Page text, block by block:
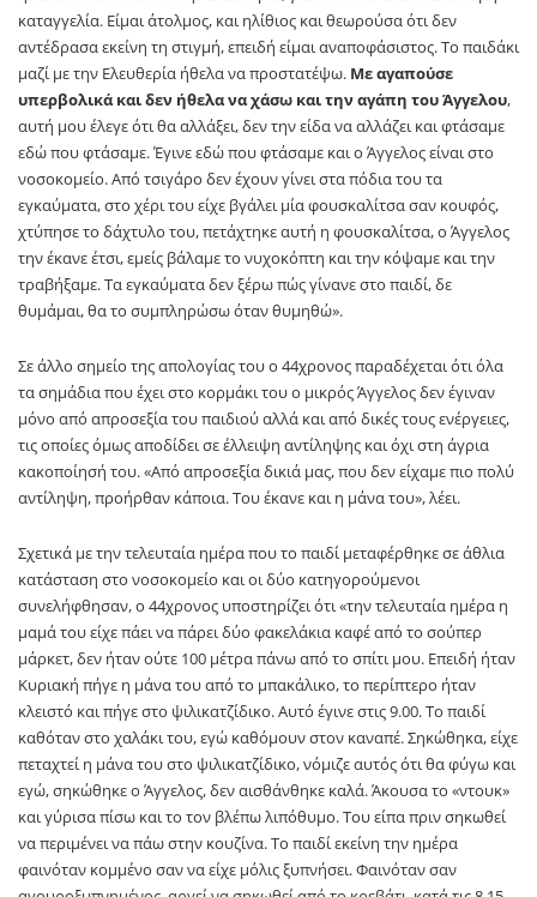
καταγγελία. Είμαι άτολμος, και ηλίθιος και θεωρούσα ότι δεν
αντέδρασα εκείνη τη στιγμή, επειδή είμαι αναποφάσιστος. Το παιδάκι
μαζί με την Ελευθερία ήθελα να προστατέψω. Με αγαπούσε
υπερβολικά και δεν ήθελα να χάσω και την αγάπη του Άγγελου,
αυτή μου έλεγε ότι θα αλλάξει, δεν την είδα να αλλάζει και φτάσαμε
εδώ που φτάσαμε. Έγινε εδώ που φτάσαμε και ο Άγγελος είναι στο
νοσοκομείο. Από τσιγάρο δεν έχουν γίνει στα πόδια του τα
εγκαύματα, στο χέρι του είχε βγάλει μία φουσκαλίτσα σαν κουφός,
χτύπησε το δάχτυλο του, πετάχτηκε αυτή η φουσκαλίτσα, ο Άγγελος
την έκανε έτσι, εμείς βάλαμε το νυχοκόπτη και την κόψαμε και την
τραβήξαμε. Τα εγκαύματα δεν ξέρω πώς γίνανε στο παιδί, δε
θυμάμαι, θα το συμπληρώσω όταν θυμηθώ».
Σε άλλο σημείο της απολογίας του ο 44χρονος παραδέχεται ότι όλα
τα σημάδια που έχει στο κορμάκι του ο μικρός Άγγελος δεν έγιναν
μόνο από απροσεξία του παιδιού αλλά και από δικές τους ενέργειες,
τις οποίες όμως αποδίδει σε έλλειψη αντίληψης και όχι στη άγρια
κακοποίησή του. «Από απροσεξία δικιά μας, που δεν είχαμε πιο πολύ
αντίληψη, προήρθαν κάποια. Του έκανε και η μάνα του», λέει.
Σχετικά με την τελευταία ημέρα που το παιδί μεταφέρθηκε σε άθλια
κατάσταση στο νοσοκομείο και οι δύο κατηγορούμενοι
συνελήφθησαν, ο 44χρονος υποστηρίζει ότι «την τελευταία ημέρα η
μαμά του είχε πάει να πάρει δύο φακελάκια καφέ από το σούπερ
μάρκετ, δεν ήταν ούτε 100 μέτρα πάνω από το σπίτι μου. Επειδή ήταν
Κυριακή πήγε η μάνα του από το μπακάλικο, το περίπτερο ήταν
κλειστό και πήγε στο ψιλικατζίδικο. Αυτό έγινε στις 9.00. Το παιδί
καθόταν στο χαλάκι του, εγώ καθόμουν στον καναπέ. Σηκώθηκα, είχε
πεταχτεί η μάνα του στο ψιλικατζίδικο, νόμιζε αυτός ότι θα φύγω και
εγώ, σηκώθηκε ο Άγγελος, δεν αισθάνθηκε καλά. Άκουσα το «ντουκ»
και γύρισα πίσω και το τον βλέπω λιπόθυμο. Του είπα πριν σηκωθεί
να περιμένει να πάω στην κουζίνα. Το παιδί εκείνη την ημέρα
φαινόταν κομμένο σαν να είχε μόλις ξυπνήσει. Φαινόταν σαν